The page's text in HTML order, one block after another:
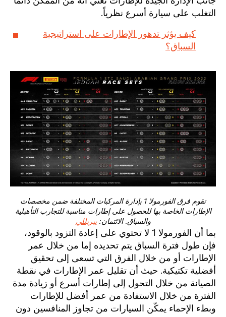
التغلب على سيارة أسرع نظرياً.
كيف يؤثر تدهور الإطارات على استراتيجية
السباق؟
تقوم فرق الفورمولا 1 بإدارة المركبات المختلفة ضمن مخصصات
الإطارات الخاصة بها للحصول على إطارات مناسبة للتجارب التأهيلية
والسباق. الائتمان:بيريللي
بما أن الفورمولا 1 لا تحتوي على إعادة التزود بالوقود،
فإن طول فترة السباق يتم تحديده إما من خلال عمر
الإطارات أو من خلال الفرق التي تسعى إلى تحقيق
أفضلية تكتيكية. حيث أن تقليل عمر الإطارات في نقطة
الصيانة من خلال التحول إلى إطارات أسرع أو زيادة مدة
الفترة من خلال الاستفادة من عمر أفضل للإطارات
وبطء الإحماء يمكّن السيارات من تجاوز المنافسين دون